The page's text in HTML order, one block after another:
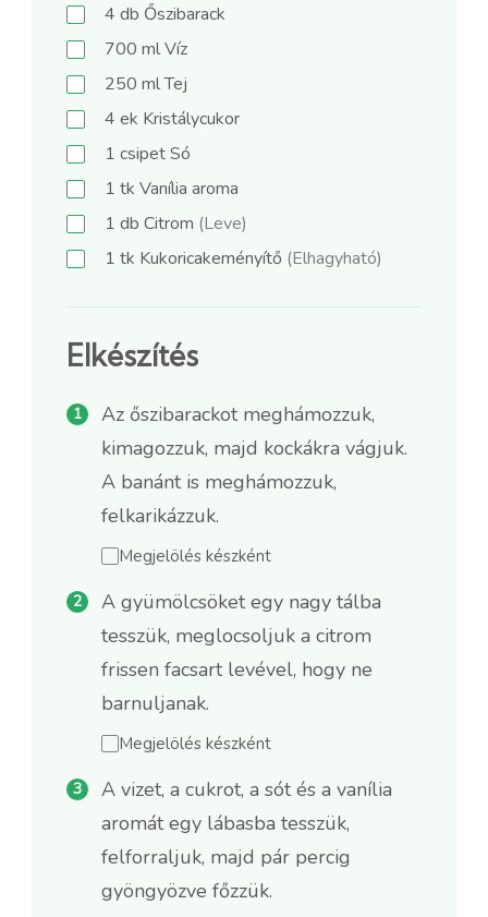
4 db Őszibarack
700 mlVíz
250 mlTej
4 ek Kristálycukor
1 csipetSó
1 tk Vanília aroma
1 db Citrom (Leve)
1 tk Kukoricakeményítő (Elhagyható)
Elkészítés
Az őszibarackot meghámozzuk,
kimagozzuk, majd kockákra vágjuk.
A banánt is meghámozzuk,
felkarikázzuk.
Megjelölés készként
A gyümölcsöket egy nagy tálba
tesszük, meglocsoljuk a citrom
frissen facsart levével, hogy ne
barnuljanak.
Megjelölés készként
A vizet, a cukrot, a sót és a vanília
aromát egy lábasba tesszük,
felforraljuk, majd pár percig
gyöngyözve főzzük.